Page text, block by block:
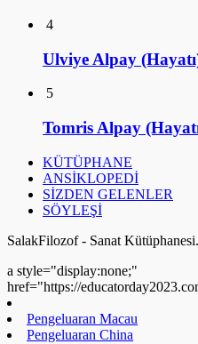
4
Ulviye Alpay
5
Tomris Alpay
KÜTÜPHANE
ANSİKLOPEDİ
SİZDEN GELENLER
SÖYLEŞİ
SalakFilozof - Sanat
a style="display:none;"
href="https://
Pengeluaran Macau
Pengeluaran China